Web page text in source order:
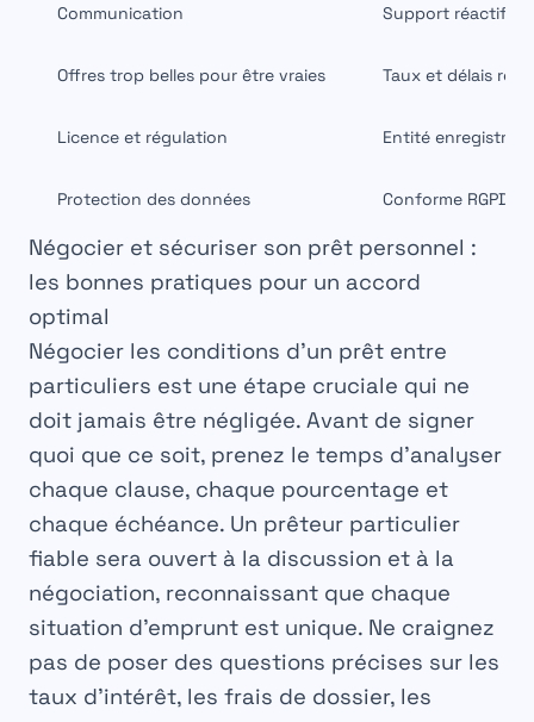
Communication Support réactif et
Offres trop belles pour être vraies Taux et délais
Licence et régulation Entité
Protection des données Conforme RGPD/
Négocier et sécuriser son prêt personnel :
les bonnes pratiques pour un accord
optimal
Négocier les conditions d’un prêt entre
particuliers est une étape cruciale qui ne
doit jamais être négligée. Avant de signer
quoi que ce soit, prenez le temps d’analyser
chaque clause, chaque pourcentage et
chaque échéance. Un prêteur particulier
fiable sera ouvert à la discussion et à la
négociation, reconnaissant que chaque
situation d’emprunt est unique. Ne craignez
pas de poser des questions précises sur les
taux d’intérêt, les frais de dossier, les